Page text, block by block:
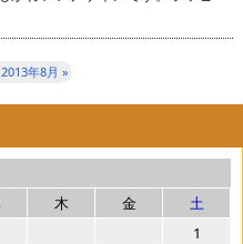
2013年8月 »
木 金
土
1